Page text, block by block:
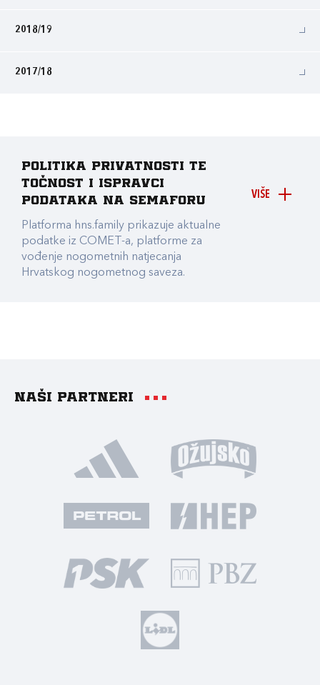
2018/19
2017/18
VIŠE
Politika privatnosti te
točnost i ispravci
podataka na Semaforu
Platforma hns.family prikazuje aktualne
podatke iz COMET-a, platforme za
vođenje nogometnih natjecanja
Hrvatskog nogometnog saveza.
Naši partneri